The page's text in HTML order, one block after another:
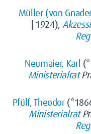
Müller (von
†1924),
Neumaier, Karl
Ministerialrat
Pfülf, Theodor
Ministerialrat